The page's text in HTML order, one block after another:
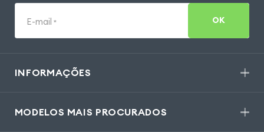
E-mail * OK
INFORMAÇÕES
MODELOS MAIS PROCURADOS